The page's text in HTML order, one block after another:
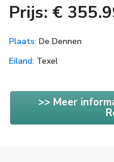
Prijs: €
Plaats: De Dennen
Eiland: Texel
>> Meer